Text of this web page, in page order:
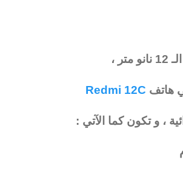
Redmi 12C
، و تكون كما الآتي :